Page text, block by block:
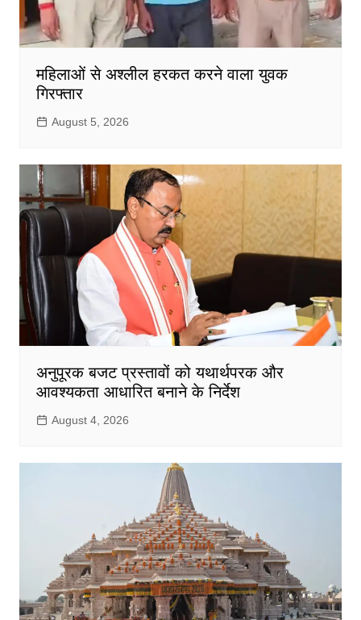
महिलाओं से अश्लील हरकत करने वाला युवक
गिरफ्तार
August 5, 2026
अनुपूरक बजट प्रस्तावों को यथार्थपरक और
आवश्यकता आधारित बनाने के निर्देश
August 4, 2026